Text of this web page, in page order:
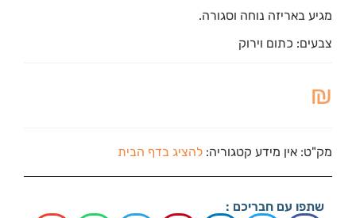
מגיע באריזה נוחה וסגורה.
צבעים: כתום וירוק
₪
מק"ט: אין מידע קטגוריה: להציג בדף הבית
שתפו עם חבריכם :